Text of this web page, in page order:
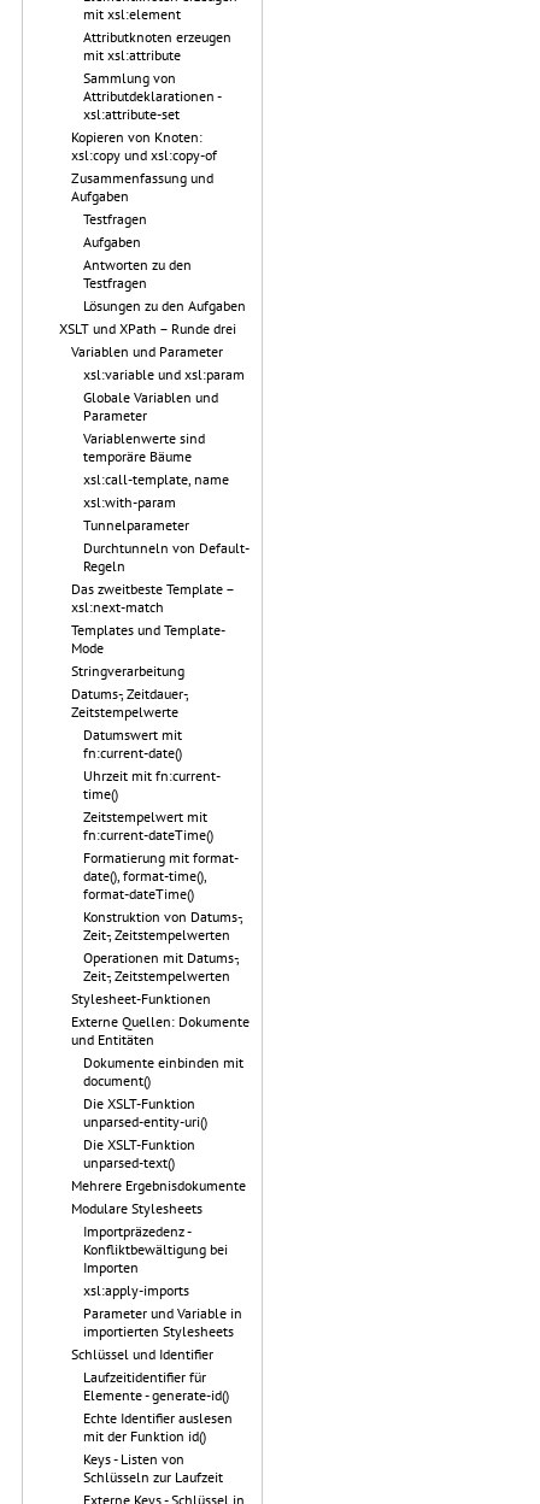
mit xsl:element
Attributknoten erzeugen
mit xsl:attribute
Sammlung von
Attributdeklarationen -
xsl:attribute-set
Kopieren von Knoten:
xsl:copy und xsl:copy-of
Zusammenfassung und
Aufgaben
Testfragen
Aufgaben
Antworten zu den
Testfragen
Lösungen zu den Aufgaben
XSLT und XPath – Runde drei
Variablen und Parameter
xsl:variable und xsl:param
Globale Variablen und
Parameter
Variablenwerte sind
temporäre Bäume
xsl:call-template, name
xsl:with-param
Tunnelparameter
Durchtunneln von Default-
Regeln
Das zweitbeste Template –
xsl:next-match
Templates und Template-
Mode
Stringverarbeitung
Datums-, Zeitdauer-,
Zeitstempelwerte
Datumswert mit
fn:current-date()
Uhrzeit mit fn:current-
time()
Zeitstempelwert mit
fn:current-dateTime()
Formatierung mit format-
date(), format-time(),
format-dateTime()
Konstruktion von Datums-,
Zeit-, Zeitstempelwerten
Operationen mit Datums-,
Zeit-, Zeitstempelwerten
Stylesheet-Funktionen
Externe Quellen: Dokumente
und Entitäten
Dokumente einbinden mit
document()
Die XSLT-Funktion
unparsed-entity-uri()
Die XSLT-Funktion
unparsed-text()
Mehrere Ergebnisdokumente
Modulare Stylesheets
Importpräzedenz -
Konfliktbewältigung bei
Importen
xsl:apply-imports
Parameter und Variable in
importierten Stylesheets
Schlüssel und Identifier
Laufzeitidentifier für
Elemente - generate-id()
Echte Identifier auslesen
mit der Funktion id()
Keys - Listen von
Schlüsseln zur Laufzeit
Externe Keys - Schlüssel in